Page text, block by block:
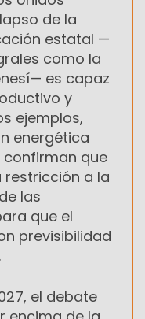
de la
estatal —
como la
es capaz
y
ejemplos,
energética
confirman que
restricción a la
las
que el
previsibilidad
el debate